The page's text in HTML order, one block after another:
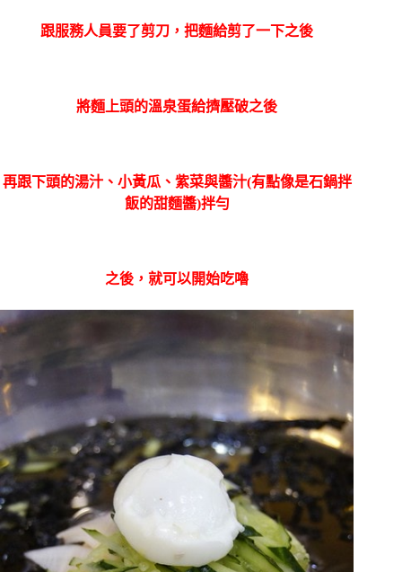
跟服務人員要了剪刀，把麵給剪了一下之後
將麵上頭的溫泉蛋給擠壓破之後
再跟下頭的湯汁、小黃瓜、紫菜與醬汁(有點像是石鍋拌
飯的甜麵醬)拌勻
之後，就可以開始吃嚕